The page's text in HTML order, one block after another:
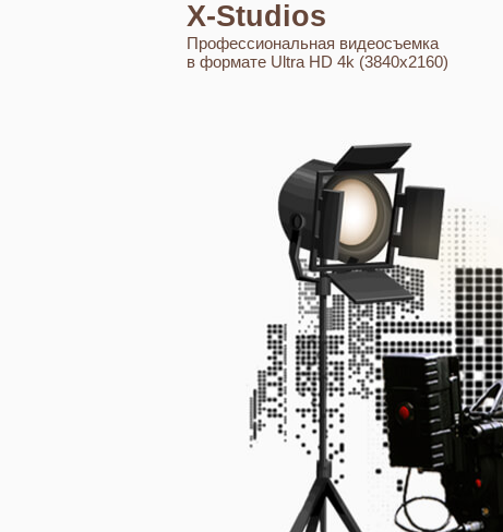
X-Studios
Профессиональная видеосъемка
в формате Ultra HD 4k (3840x2160)